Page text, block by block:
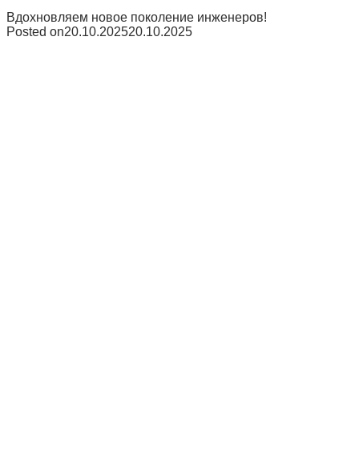
Вдохновляем новое поколение инженеров!
Posted on20.10.202520.10.2025